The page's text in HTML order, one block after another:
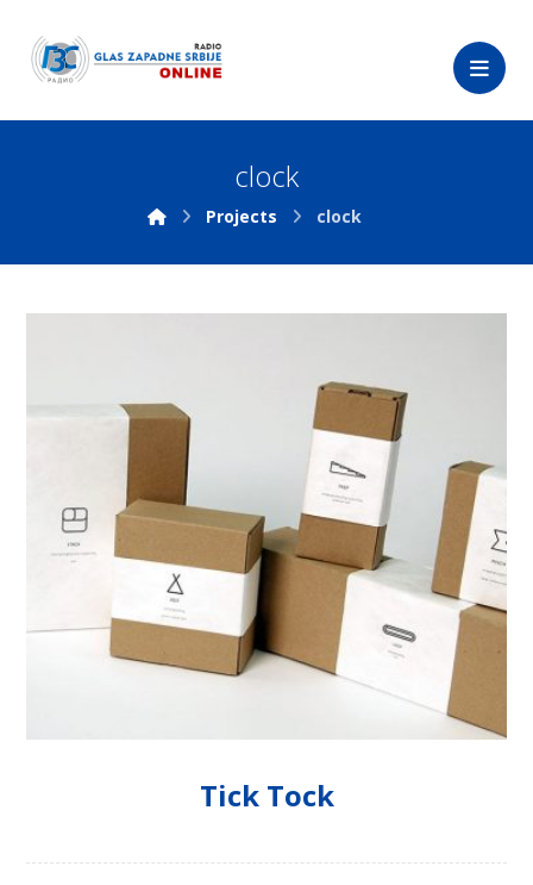
clock
Projects clock
Tick Tock